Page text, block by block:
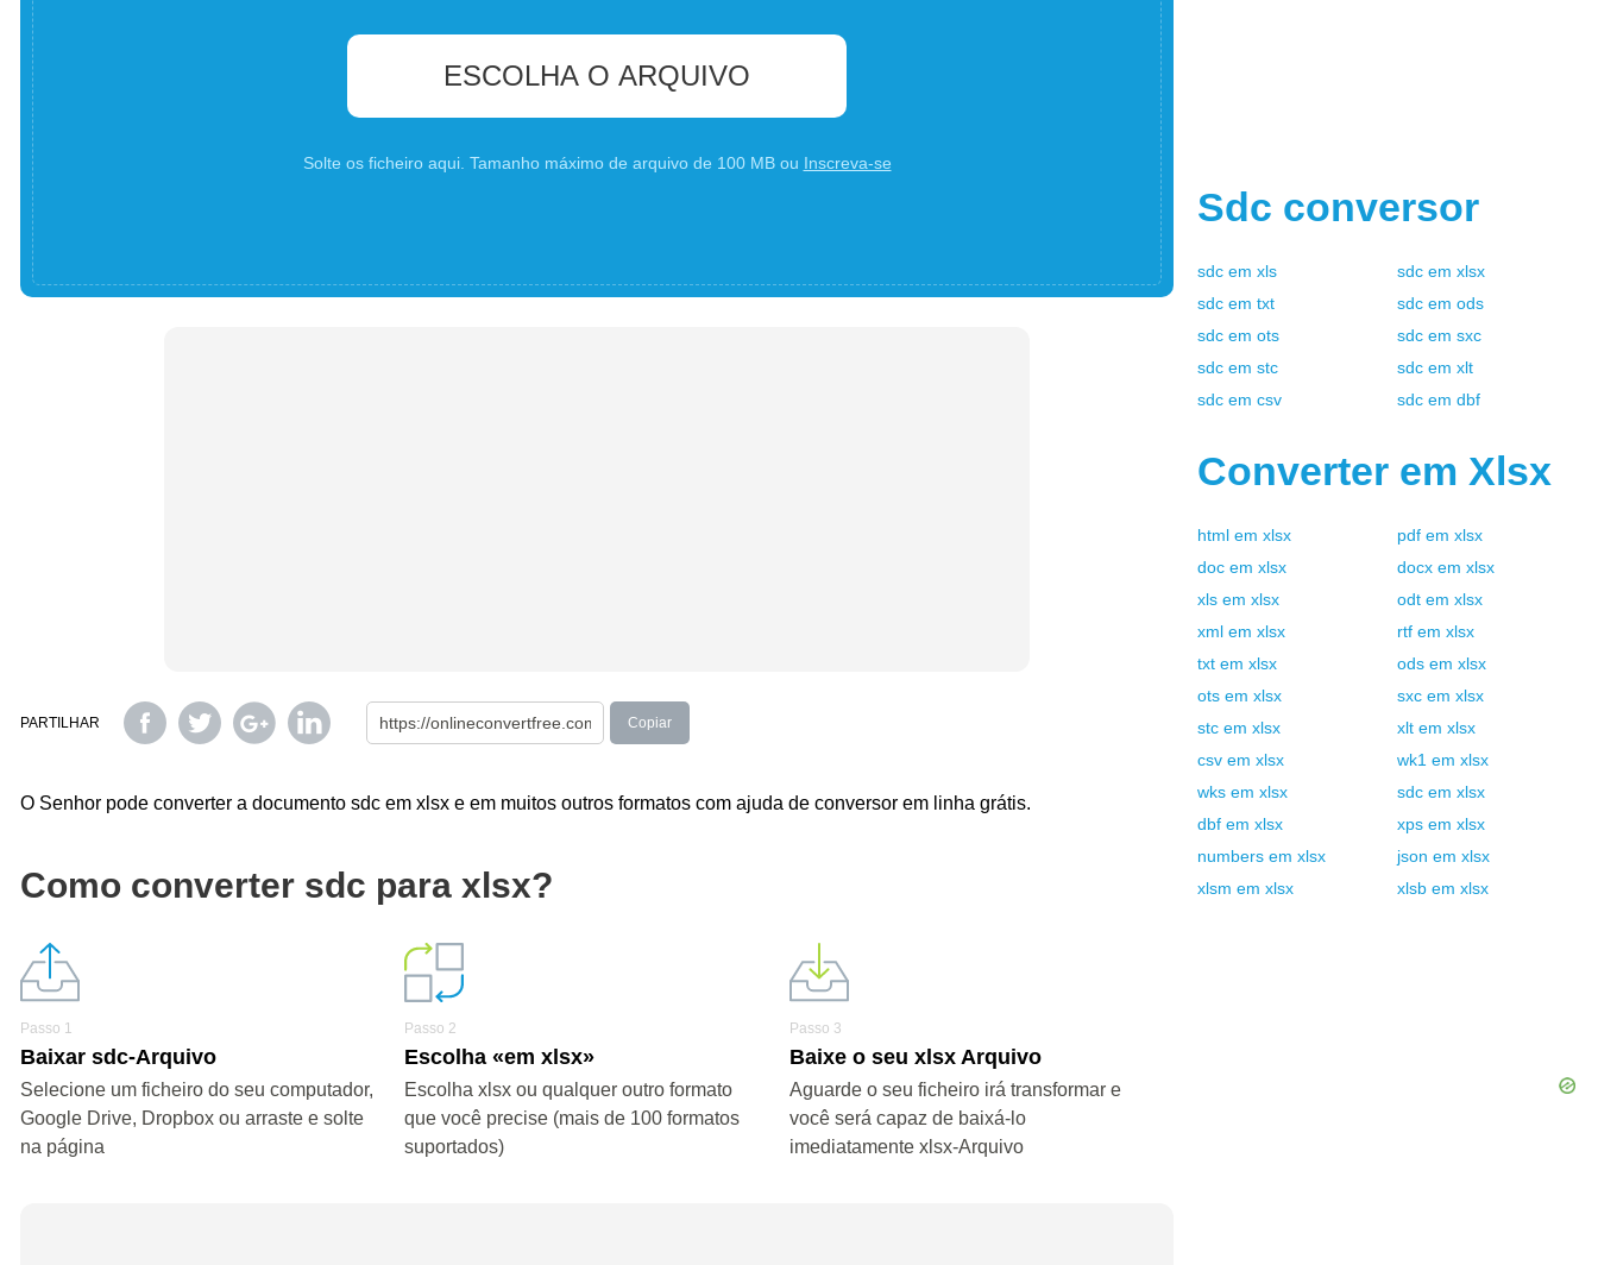
ESCOLHA O ARQUIVO
Solte os ficheiro aqui. Tamanho máximo de arquivo de 100 MB ou Inscreva-se
PARTILHAR Copiar
O Senhor pode converter a documento sdc em xlsx e em muitos outros formatos com ajuda de conversor em linha grátis.
Como converter sdc para xlsx?
Passo 1
Baixar sdc-Arquivo
Selecione um ficheiro do seu computador,
Google Drive, Dropbox ou arraste e solte
na página
Passo 2
Escolha «em xlsx»
Escolha xlsx ou qualquer outro formato
que você precise (mais de 100 formatos
suportados)
Passo 3
Baixe o seu xlsx Arquivo
Aguarde o seu ficheiro irá transformar e
você será capaz de baixá-lo
imediatamente xlsx-Arquivo
Sdc conversor
sdc em xls sdc em xlsx
sdc em txt sdc em ods
sdc em ots sdc em sxc
sdc em stc sdc em xlt
sdc em csv sdc em dbf
Converter em Xlsx
html em xlsx pdf em xlsx
doc em xlsx docx em xlsx
xls em xlsx odt em xlsx
xml em xlsx rtf em xlsx
txt em xlsx ods em xlsx
ots em xlsx sxc em xlsx
stc em xlsx xlt em xlsx
csv em xlsx wk1 em xlsx
wks em xlsx sdc em xlsx
dbf em xlsx xps em xlsx
numbers em xlsx json em xlsx
xlsm em xlsx xlsb em xlsx